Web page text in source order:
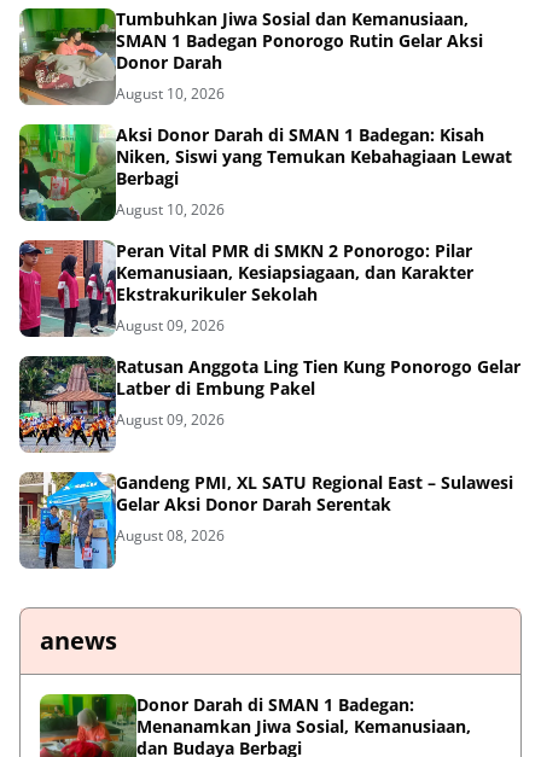
Tumbuhkan Jiwa Sosial dan Kemanusiaan,
SMAN 1 Badegan Ponorogo Rutin Gelar Aksi
Donor Darah
August 10, 2026
Aksi Donor Darah di SMAN 1 Badegan: Kisah
Niken, Siswi yang Temukan Kebahagiaan Lewat
Berbagi
August 10, 2026
Peran Vital PMR di SMKN 2 Ponorogo: Pilar
Kemanusiaan, Kesiapsiagaan, dan Karakter
Ekstrakurikuler Sekolah
August 09, 2026
Ratusan Anggota Ling Tien Kung Ponorogo Gelar
Latber di Embung Pakel
August 09, 2026
Gandeng PMI, XL SATU Regional East – Sulawesi
Gelar Aksi Donor Darah Serentak
August 08, 2026
anews
Donor Darah di SMAN 1 Badegan:
Menanamkan Jiwa Sosial, Kemanusiaan,
dan Budaya Berbagi